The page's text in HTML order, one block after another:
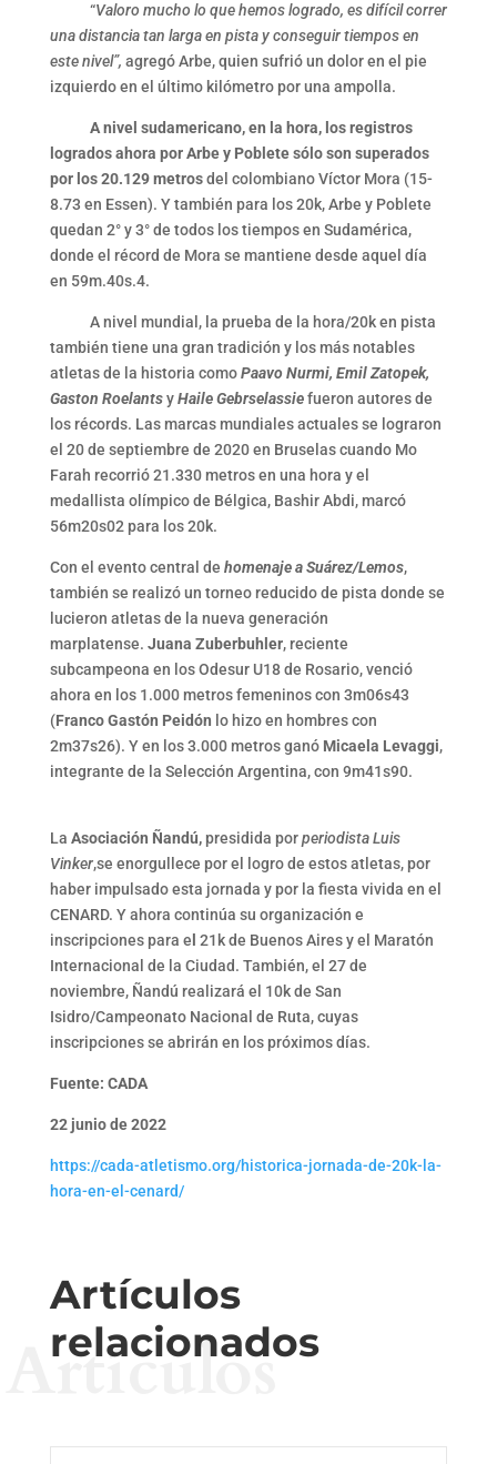
“Valoro mucho lo que hemos logrado, es difícil correr
una distancia tan larga en pista y conseguir tiempos en
este nivel”, agregó Arbe, quien sufrió un dolor en el pie
izquierdo en el último kilómetro por una ampolla.
A nivel sudamericano, en la hora, los registros
logrados ahora por Arbe y Poblete sólo son superados
por los 20.129 metrosdel colombiano Víctor Mora (15-
8.73 en Essen). Y también para los 20k, Arbe y Poblete
quedan 2° y 3° de todos los tiempos en Sudamérica,
donde el récord de Mora se mantiene desde aquel día
en 59m.40s.4.
A nivel mundial, la prueba de la hora/20k en pista
también tiene una gran tradición y los más notables
atletas de la historia comoPaavo Nurmi, Emil Zatopek,
Gaston RoelantsyHaile Gebrselassiefueron autores de
los récords. Las marcas mundiales actuales se lograron
el 20 de septiembre de 2020 en Bruselas cuando Mo
Farah recorrió 21.330 metros en una hora y el
medallista olímpico de Bélgica, Bashir Abdi, marcó
56m20s02 para los 20k.
Con el evento central de homenaje a Suárez/Lemos,
también se realizó un torneo reducido de pista donde se
lucieron atletas de la nueva generación
marplatense. Juana Zuberbuhler, reciente
subcampeona en los Odesur U18 de Rosario, venció
ahora en los 1.000 metros femeninos con 3m06s43
(Franco Gastón Peidón lo hizo en hombres con
2m37s26). Y en los 3.000 metros ganó Micaela Levaggi,
integrante de la Selección Argentina, con 9m41s90.
La Asociación Ñandú, presidida porperiodista Luis
Vinker,se enorgullece por el logro de estos atletas, por
haber impulsado esta jornada y por la fiesta vivida en el
CENARD. Y ahora continúa su organización e
inscripciones para e 21k de Buenos Aires y el Maratón
Internacional de la Ciudad. También, el 27 de
noviembre, Ñandú realizará el 10k de San
Isidro/Campeonato Nacional de Ruta, cuyas
inscripciones se abrirán en los próximos días.
Fuente: CADA
22 junio de 2022
https://cada-atletismo.org/historica-jornada-de-20k-la-
hora-en-el-cenard/
Artículos
relacionados
Artículos